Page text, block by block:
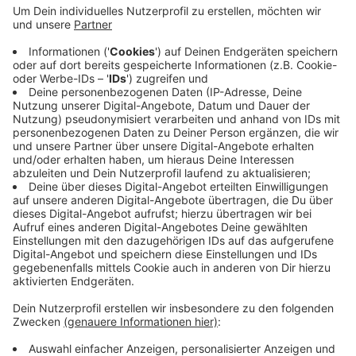
Die Fundamente sind gegossen und die Maurer sind am
Erdgeschoss zugange. Das nächste große Etappenziel
ist es, den Rohbau zügig fertig zu stellen. Parallel läuft
die weitere Firmensuche, damit die weiteren Arbeiten
möglichst nahtlos erfolgen. Die Gemeinde geht bislang
davon aus, dass die Wache in eineinhalb Jahren fertig
gebaut ist. Bis bisherige Feuerwache ist gut 100 Jahre
alt, viel zu klein und schon lange nicht mehr auf dem
neuesten Stand.
Anzeige